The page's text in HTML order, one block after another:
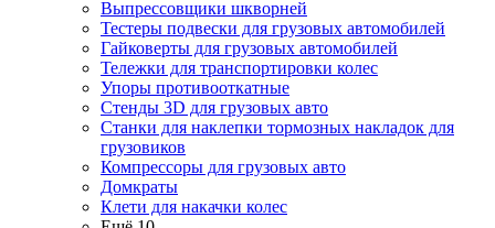
Выпрессовщики шкворней
Тестеры подвески для грузовых автомобилей
Гайковерты для грузовых автомобилей
Тележки для транспортировки колес
Упоры противооткатные
Стенды 3D для грузовых авто
Станки для наклепки тормозных накладок для
грузовиков
Компрессоры для грузовых авто
Домкраты
Клети для накачки колес